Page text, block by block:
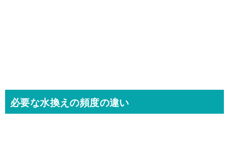
必要な水換えの頻度の違い